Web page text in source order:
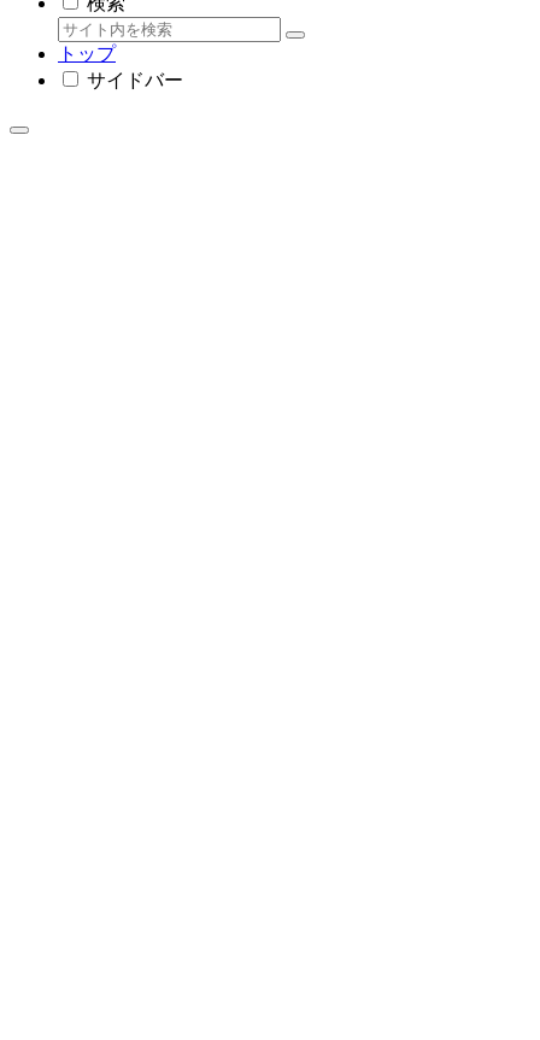
トップ
サイドバー